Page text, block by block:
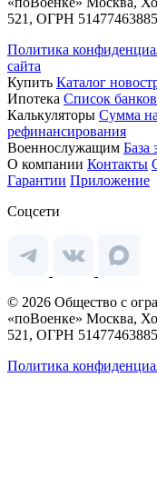
521, ОГРН
Политика
сайта
Купить Каталог
Ипотека Список банков
Калькуляторы Сумма
рефинансирования
Военнослужащим База
О компании Контакты
Гарантии Приложение
Соцсети
© 2026 Общество с
«поВоенке» Москва,
521, ОГРН
Политика